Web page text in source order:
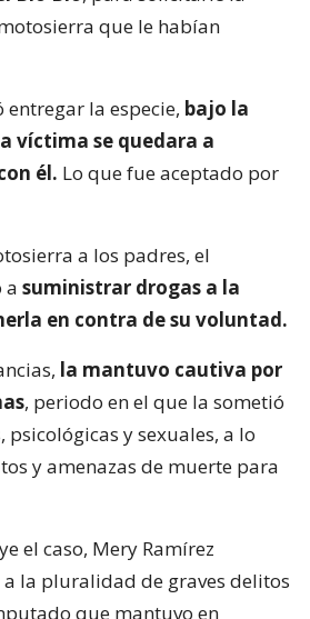
que le habían
la especie, bajo la
víctima se quedara a
él. Lo que fue aceptado por
a los padres, el
a suministrar drogas a la
en contra de su voluntad.
la mantuvo cautiva por
, periodo en el que la sometió
psicológicas y sexuales, a lo
y amenazas de muerte para
el caso, Mery Ramírez
a la pluralidad de graves delitos
que mantuvo en